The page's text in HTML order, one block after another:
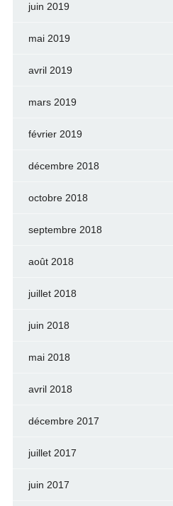
juin 2019
mai 2019
avril 2019
mars 2019
février 2019
décembre 2018
octobre 2018
septembre 2018
août 2018
juillet 2018
juin 2018
mai 2018
avril 2018
décembre 2017
juillet 2017
juin 2017